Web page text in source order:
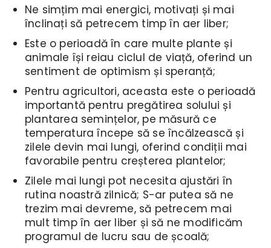
Ne simțim mai energici, motivați și mai
înclinați să petrecem timp în aer liber;
Este o perioadă în care multe plante și
animale își reiau ciclul de viață, oferind un
sentiment de optimism și speranță;
Pentru agricultori, aceasta este o perioadă
importantă pentru pregătirea solului și
plantarea semințelor, pe măsură ce
temperatura începe să se încălzească și
zilele devin mai lungi, oferind condiții mai
favorabile pentru creșterea plantelor;
Zilele mai lungi pot necesita ajustări în
rutina noastră zilnică; S-ar putea să ne
trezim mai devreme, să petrecem mai
mult timp în aer liber și să ne modificăm
programul de lucru sau de școală;